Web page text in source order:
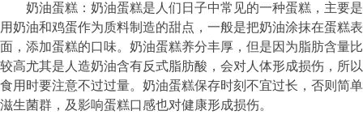
奶油蛋糕：奶油蛋糕是人们日子中常见的一种蛋糕，主要是
用奶油和鸡蛋作为质料制造的甜点，一般是把奶油涂抹在蛋糕表
面，添加蛋糕的口味。奶油蛋糕养分丰厚，但是因为脂肪含量比
较高尤其是人造奶油含有反式脂肪酸，会对人体形成损伤，所以
食用时要注意不过过量。奶油蛋糕保存时刻不宜过长，否则简单
滋生菌群，及影响蛋糕口感也对健康形成损伤。